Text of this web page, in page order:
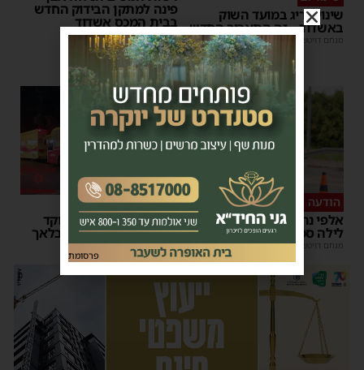
שינוי חריג במועד השוק
באשדוד – זה התאריך החדש
מנחם דויטש
פינה למתקן הבידוק החדש
בבית המכס אשדוד
משה קאהן |
15:37
הודעה לנהגים
אלפי נהגים יושפעו: עבודות
לילה סמוך לאשדוד
מנחם דויטש |
11:10
כל טיפה מצילה
אשדוד מצילה חיים: מוקד
התרמת דם ליד השטיבלאך
משה קאהן |
11:05
פרסומת